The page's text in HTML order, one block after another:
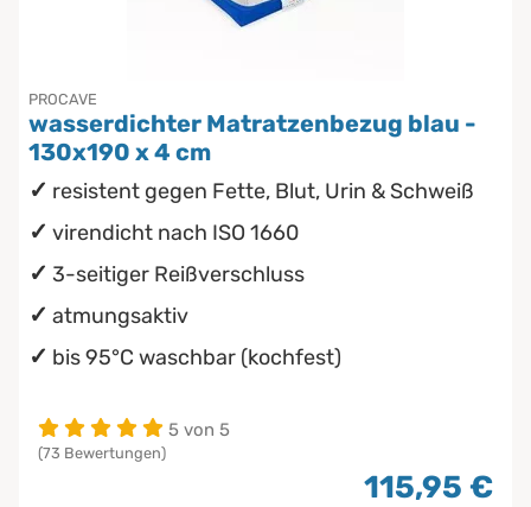
PROCAVE
wasserdichter Matratzenbezug blau -
130x190 x 4 cm
resistent gegen Fette, Blut, Urin & Schweiß
virendicht nach ISO 1660
3-seitiger Reißverschluss
atmungsaktiv
bis 95°C waschbar (kochfest)
5 von 5
(73 Bewertungen)
115,95 €